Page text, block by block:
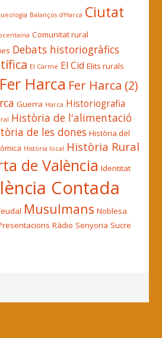
Balanços d'Harca Ciutat
Comunitat rural
Debats historiogràfics
El Carme El Cid Elits rurals
Fer Harca Fer Harca (2)
Guerra Harca Historiografia
Història de l'alimentació
de les dones Història del
Història local Història Rural
de València Identitat
Contada
Musulmans Noblesa
Ràdio Senyoria Sucre